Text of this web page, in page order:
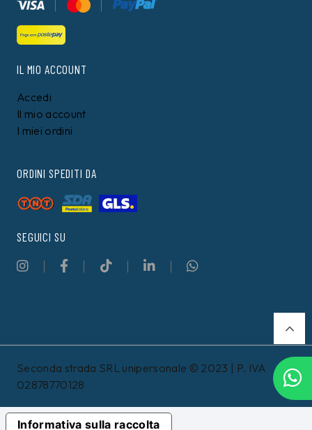
IL MIO ACCOUNT
Accedi
Il mio account
I miei ordini
ORDINI SPEDITI DA
SEGUICI SU
Seconda strada SRL unipersonale © 2023 | P. IVA
02878770128
Informativa sulla raccolta